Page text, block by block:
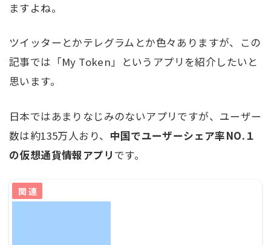
ますよね。
ツイッターとかテレグラムとか色々ありますが、この
記事では「My Token」というアプリを紹介したいと
思います。
日本ではあまりなじみのないアプリですが、ユーザー
数は約135万人おり、 中国でユーザーシェア率NO.１
の仮想通貨情報アプリ です。